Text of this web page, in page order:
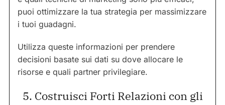
puoi ottimizzare la tua strategia per massimizzare
i tuoi guadagni.
Utilizza queste informazioni per prendere
decisioni basate sui dati su dove allocare le
risorse e quali partner privilegiare.
5. Costruisci Forti Relazioni con gli